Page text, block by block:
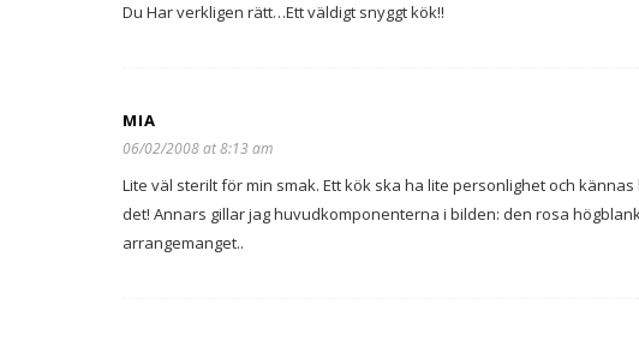
Du Har verkligen rätt…Ett väldigt snyggt kök!!
MIA
06/02/2008 at 8:13 am
Lite väl sterilt för min smak. Ett kök ska ha lite personlighet och
det! Annars gillar jag huvudkomponenterna i bilden: den rosa
arrangemanget..